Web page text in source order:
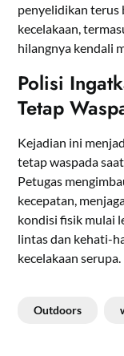
penyelidikan terus
kecelakaan,
hilangnya kendali
Polisi
Tetap
Kejadian ini
tetap waspada
Petugas
kecepatan,
kondisi fisik mulai
lintas dan kehati-
kecelakaan serupa.
Outdoors